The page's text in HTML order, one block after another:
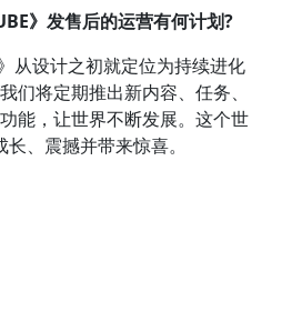
》发售后的运营有何计划?
》从设计之初就定位为持续进化
们将定期推出新内容、任务、
能，让世界不断发展。这个世
、震撼并带来惊喜。